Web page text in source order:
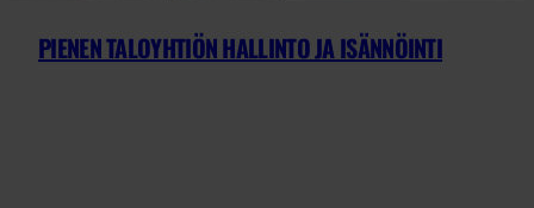
PIENEN TALOYHTIÖN HALLINTO JA ISÄNNÖINTI